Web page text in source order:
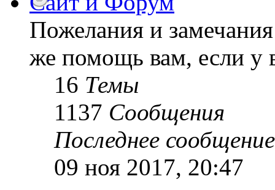
Пожелания и
же помощь вам, если у
16 Темы
1137 Сообщения
Последнее сообщение
09 ноя 2017, 20:47